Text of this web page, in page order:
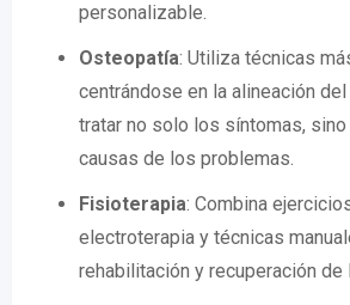
personalizable.
Osteopatía: Utiliza técnicas
centrándose en la alineación
tratar no solo los síntomas,
causas de los problemas.
Fisioterapia: Combina
electroterapia y técnicas
rehabilitación y recuperación de